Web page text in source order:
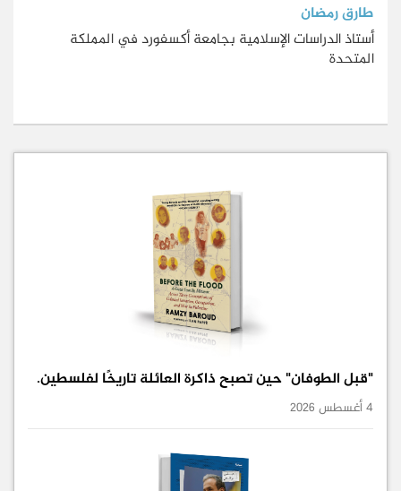
طارق رمضان
أستاذ الدراسات الإسلامية بجامعة أكسفورد في المملكة
المتحدة
"قبل الطوفان" حين تصبح ذاكرة العائلة تاريخًا لفلسطين.
4 أغسطس 2026